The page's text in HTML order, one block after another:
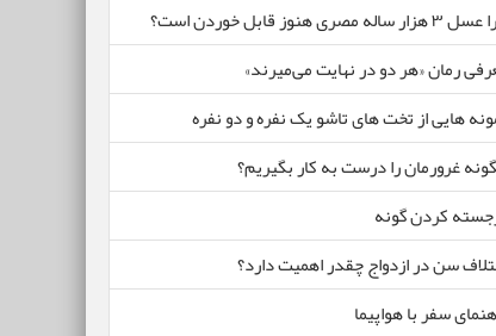
ساله‌ مصری هنوز قابل خوردن است؟
رمان «هر دو در نهایت می‌میرند»
هایی از تخت های تاشو یک نفره و دو نفره
غرورمان را درست به کار بگیریم؟
کردن گونه
سن در ازدواج چقدر اهمیت دارد؟
سفر با هواپیما